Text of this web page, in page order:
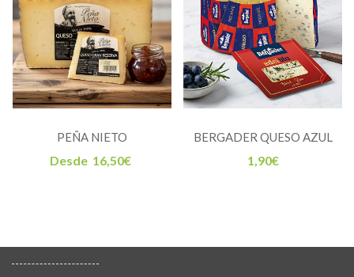
PEÑA NIETO
Desde 16,50€
BERGADER QUESO AZUL
ALEMÁN
1,90€